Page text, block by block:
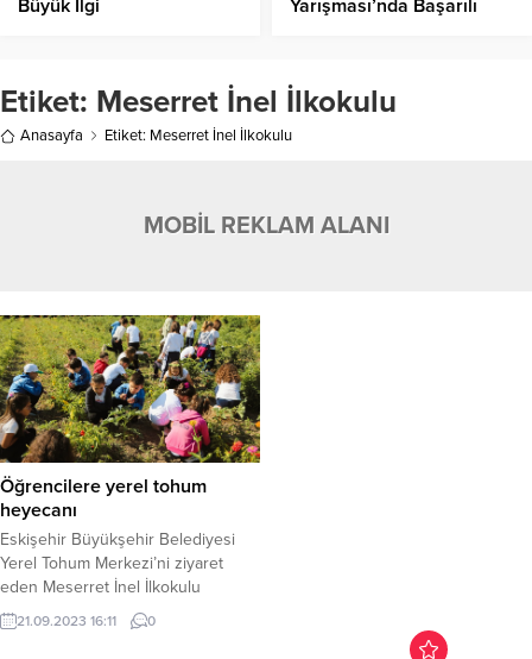
Büyük İlgi
Yarışması’nda Başarılı
Etiket: Meserret İnel İlkokulu
Anasayfa Etiket: Meserret İnel İlkokulu
MOBİL REKLAM ALANI
Öğrencilere yerel tohum
heyecanı
Eskişehir Büyükşehir Belediyesi
Yerel Tohum Merkezi’ni ziyaret
eden Meserret İnel İlkokulu
öğrencileri, diktikleri fidelerden
elde edilen yerel tohumların
21.09.2023 16:11 0